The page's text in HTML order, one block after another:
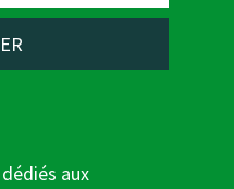
aux